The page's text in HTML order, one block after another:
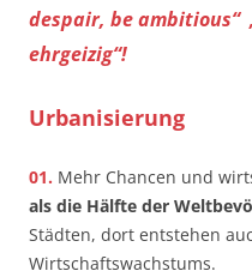
despair, be ambitious“
ehrgeizig“!
Urbanisierung
01. Mehr Chancen und
als die Hälfte der
Städten, dort entstehen
Wirtschaftswachstums.